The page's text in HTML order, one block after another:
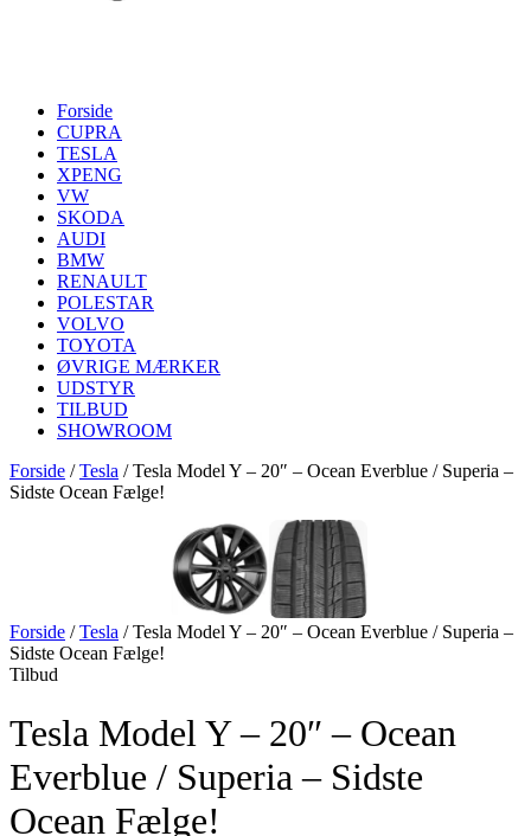
Forside
CUPRA
TESLA
XPENG
VW
SKODA
AUDI
BMW
RENAULT
POLESTAR
VOLVO
TOYOTA
ØVRIGE MÆRKER
UDSTYR
TILBUD
SHOWROOM
Forside /Tesla /Tesla Model Y – 20″ – Ocean Everblue / Superia –
Sidste Ocean Fælge!
Forside /Tesla /Tesla Model Y – 20″ – Ocean Everblue / Superia –
Sidste Ocean Fælge!
Tilbud
Tesla Model Y – 20″ – Ocean
Everblue / Superia – Sidste
Ocean Fælge!